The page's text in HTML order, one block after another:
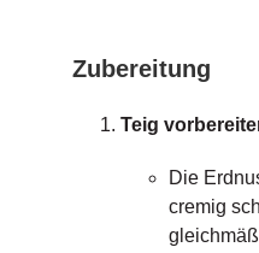
Zubereitung
Teig
Die
cremig